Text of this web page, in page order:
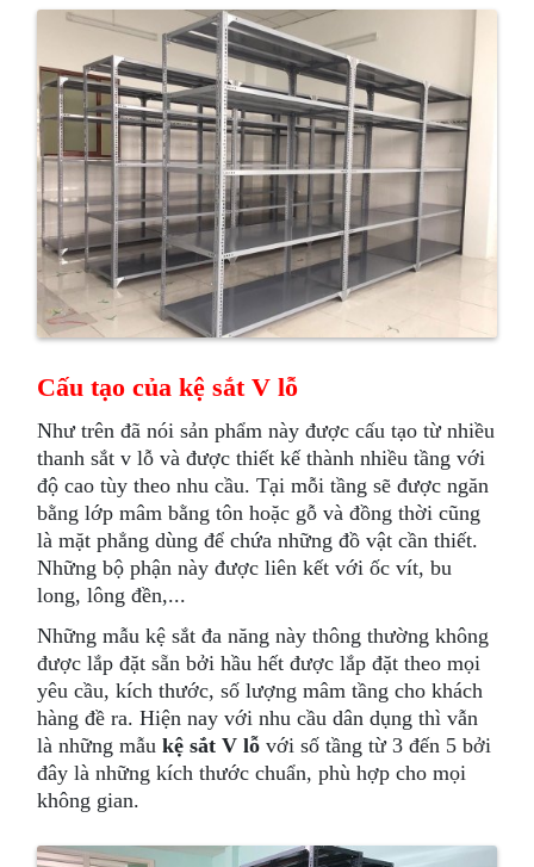
Cấu tạo của kệ sắt V lỗ
Như trên đã nói sản phẩm này được cấu tạo từ nhiều
thanh sắt v lỗ và được thiết kế thành nhiều tầng với
độ cao tùy theo nhu cầu. Tại mỗi tầng sẽ được ngăn
bằng lớp mâm bằng tôn hoặc gỗ và đồng thời cũng
là mặt phẳng dùng để chứa những đồ vật cần thiết.
Những bộ phận này được liên kết với ốc vít, bu
long, lông đền,...
Những mẫu kệ sắt đa năng này thông thường không
được lắp đặt sẵn bởi hầu hết được lắp đặt theo mọi
yêu cầu, kích thước, số lượng mâm tầng cho khách
hàng đề ra. Hiện nay với nhu cầu dân dụng thì vẫn
là những mẫukệ sắt V lỗ với số tầng từ 3 đến 5 bởi
đây là những kích thước chuẩn, phù hợp cho mọi
không gian.